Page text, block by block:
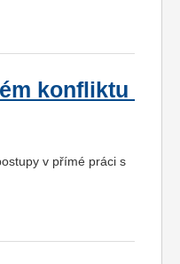
konfliktu
v přímé práci s